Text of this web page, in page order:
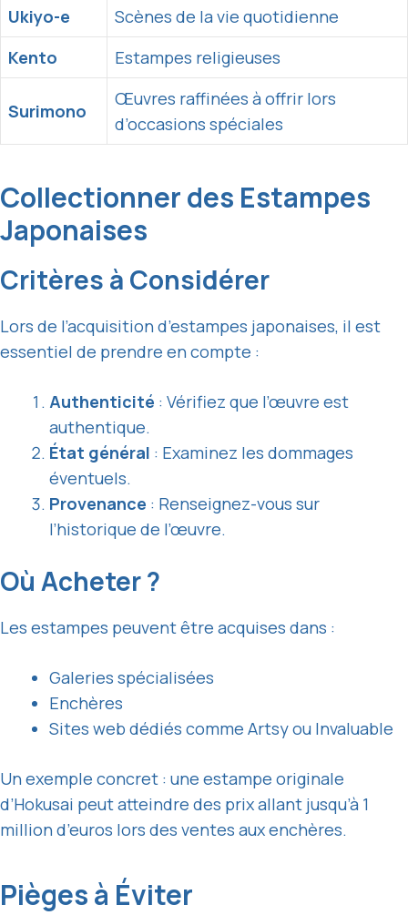
Ukiyo-e
Scènes de la vie quotidienne
Kento
Estampes religieuses
Surimono
Œuvres raffinées à offrir lors
d’occasions spéciales
Collectionner des Estampes
Japonaises
Critères à Considérer
Lors de l’acquisition d’estampes japonaises, il est
essentiel de prendre en compte :
Authenticité : Vérifiez que l’œuvre est
authentique.
État général : Examinez les dommages
éventuels.
Provenance : Renseignez-vous sur
l’historique de l’œuvre.
Où Acheter ?
Les estampes peuvent être acquises dans :
Galeries spécialisées
Enchères
Sites web dédiés comme Artsy ou Invaluable
Un exemple concret : une estampe originale
d’Hokusai peut atteindre des prix allant jusqu’à 1
million d’euros lors des ventes aux enchères.
Pièges à Éviter